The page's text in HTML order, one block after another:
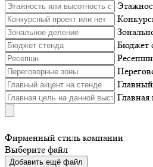
Бюджет
Ресепшн
Главная
Фирменный стиль компании
Выберите файл
Добавить ещё файл